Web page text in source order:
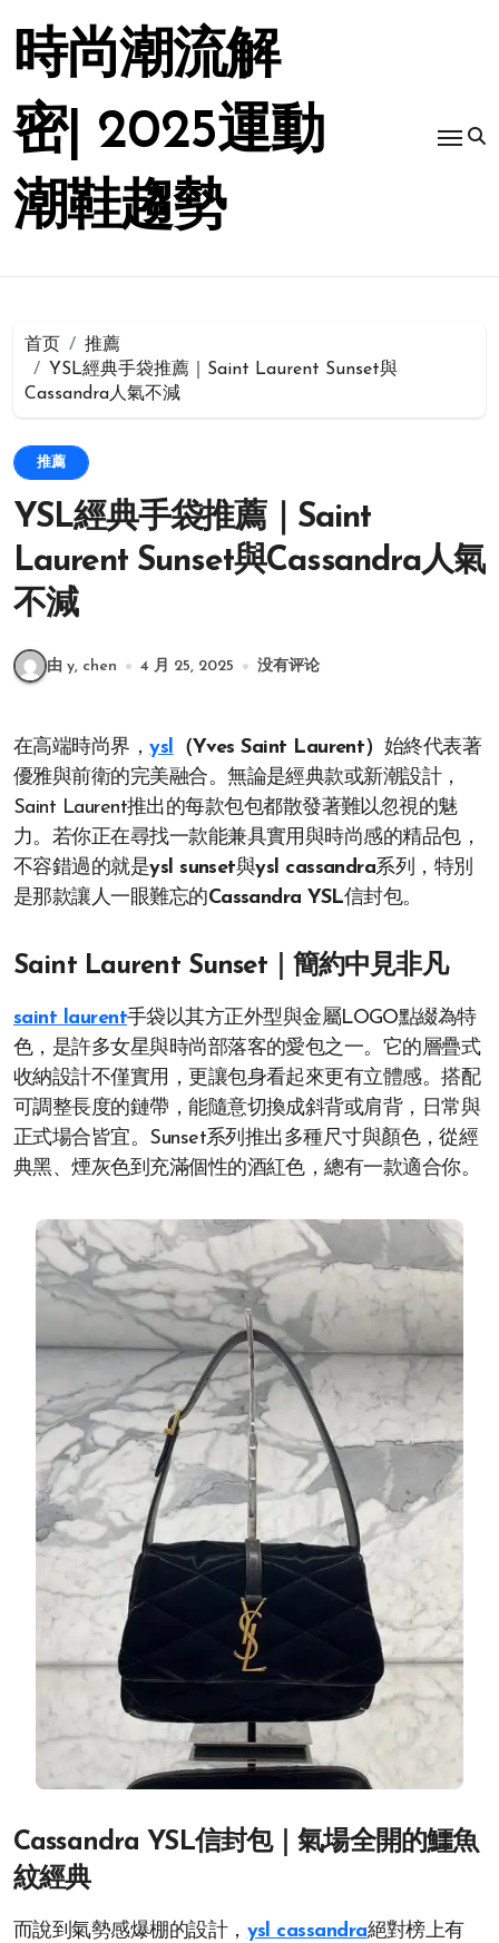
時尚潮流解
密| 2025運動
潮鞋趨勢
首页
推薦
YSL經典手袋推薦｜Saint Laurent Sunset與
Cassandra人氣不減
推薦
YSL經典手袋推薦｜Saint
Laurent Sunset與Cassandra人氣
不減
由 y, chen 4 月 25, 2025 没有评论
在高端時尚界，ysl （Yves Saint Laurent） 始終代表著
優雅與前衛的完美融合。無論是經典款或新潮設計，
Saint Laurent推出的每款包包都散發著難以忽視的魅
力。若你正在尋找一款能兼具實用與時尚感的精品包，
不容錯過的就是ysl sunset與ysl cassandra系列，特別
是那款讓人一眼難忘的Cassandra YSL信封包。
Saint Laurent Sunset｜簡約中見非凡
saint laurent手袋以其方正外型與金屬LOGO點綴為特
色，是許多女星與時尚部落客的愛包之一。它的層疊式
收納設計不僅實用，更讓包身看起來更有立體感。搭配
可調整長度的鏈帶，能隨意切換成斜背或肩背，日常與
正式場合皆宜。Sunset系列推出多種尺寸與顏色，從經
典黑、煙灰色到充滿個性的酒紅色，總有一款適合你。
Cassandra YSL信封包｜氣場全開的鱷魚
紋經典
而說到氣勢感爆棚的設計， ysl cassandra絕對榜上有